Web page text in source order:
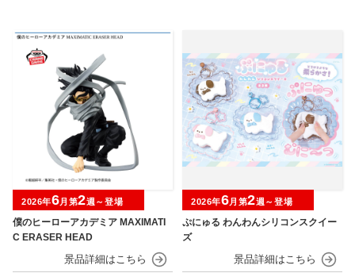
僕のヒーローアカデミア MAXIMATI
C ERASER HEAD
2026年6月第2週～登場
ぷにゅる わんわんシリコンスクイー
ズ
2026年6月第2週～登場